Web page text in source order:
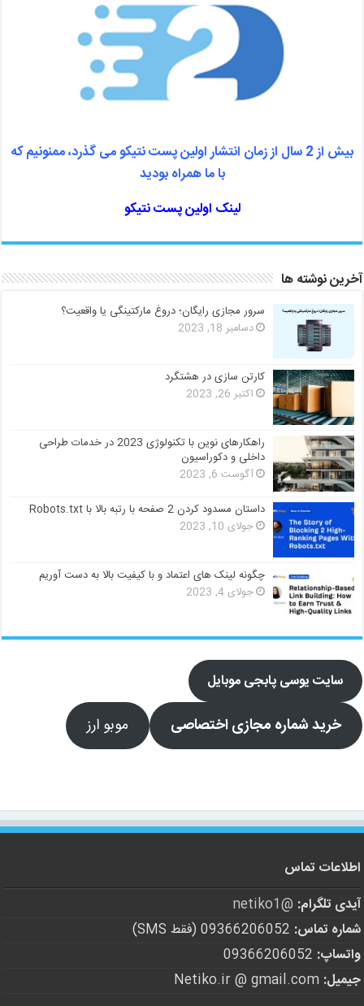
بیش از 2 سال از زمان انتشار اولین پست نتیکو می گذرد، ممنونیم که
با ما همراه بودید
لینک اولین پست نتیکو
آخرین نوشته ها
سرور مجازی رایگان؛ دروغ مارکتینگی یا واقعیت؟
دسامبر 18, 2023
کارتن سازی در هشتگرد
اکتبر 26, 2023
راهکارهای نوین با تکنولوژی 2023 در خدمات طراحی
داخلی و دکوراسیون
آگوست 6, 2023
داستان مسدود کردن 2 صفحه با رتبه بالا با Robots.txt
جولای 10, 2023
چگونه لینک های اعتماد و با کیفیت بالا به دست آوریم
جولای 4, 2023
سایت یوسی پابجی موبایل
خرید شماره مجازی اختصاصی موبو ارز
اطلاعات تماس
آیدی تلگرام: @netiko1
شماره تماس:
واتساپ:
جیمیل: